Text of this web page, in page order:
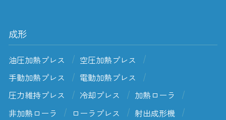
成形
油圧加熱プレス
空圧加熱プレス
手動加熱プレス
電動加熱プレス
圧力維持プレス
冷却プレス
加熱ローラ
非加熱ローラ
ローラプレス
射出成形機